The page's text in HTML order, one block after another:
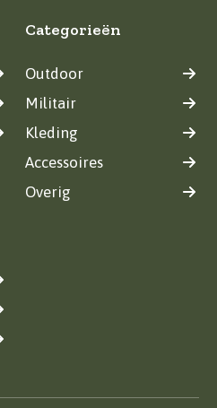
Categorieën
Outdoor
Militair
Kleding
Accessoires
Overig